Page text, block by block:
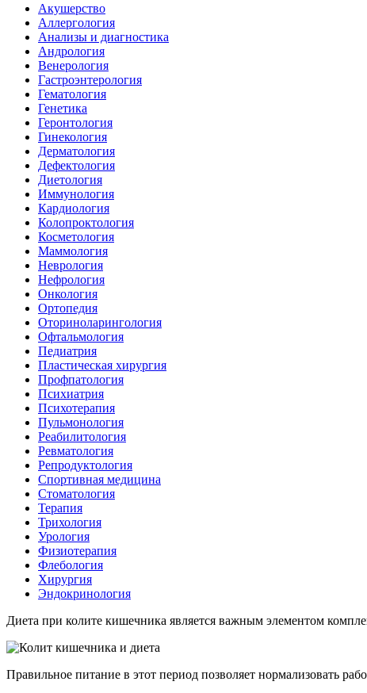
Акушерство
Аллергология
Анализы и диагностика
Андрология
Венерология
Гастроэнтерология
Гематология
Генетика
Геронтология
Гинекология
Дерматология
Дефектология
Диетология
Иммунология
Кардиология
Колопроктология
Косметология
Маммология
Неврология
Нефрология
Онкология
Ортопедия
Оториноларингология
Офтальмология
Педиатрия
Пластическая хирургия
Профпатология
Психиатрия
Психотерапия
Пульмонология
Реабилитология
Ревматология
Репродуктология
Спортивная медицина
Стоматология
Терапия
Трихология
Урология
Физиотерапия
Флебология
Хирургия
Эндокринология
Диета при колите кишечника является важным элементом
Правильное питание в этот период позволяет нормализовать